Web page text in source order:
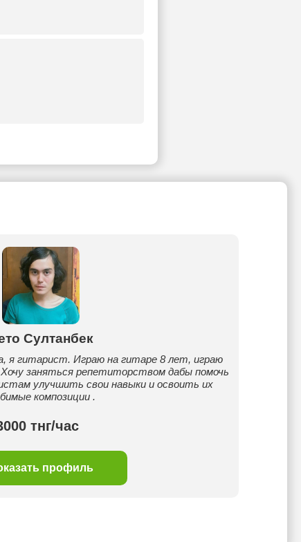
Султанбек
я гитарист. Играю на гитаре 8 лет, играю
заняться репетиторством дабы помочь
улучшить свои навыки и освоить их
композиции .
тнг/час
профиль